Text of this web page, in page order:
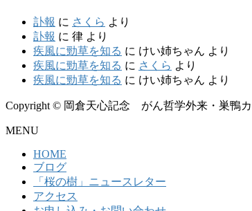
訃報 に さくら より
訃報 に 律 より
疾風に勁草を知る に けい姉ちゃん より
疾風に勁草を知る に さくら より
疾風に勁草を知る に けい姉ちゃん より
Copyright © 岡倉天心記念 がん哲学外来・巣鴨カ
MENU
HOME
ブログ
「桜の樹」ニュースレター
アクセス